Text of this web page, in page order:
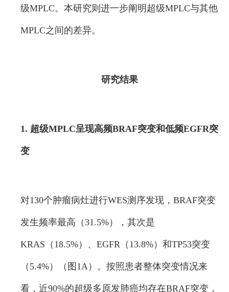
级MPLC。本研究则进一步阐明超级MPLC与其他
MPLC之间的差异。
研究结果
1. 超级MPLC呈现高频BRAF突变和低频EGFR突
变
对130个肿瘤病灶进行WES测序发现，BRAF突变
发生频率最高（31.5%），其次是
KRAS（18.5%）、EGFR（13.8%）和TP53突变
（5.4%）（图1A）。按照患者整体突变情况来
看，近90%的超级多原发肺癌均存在BRAF突变，